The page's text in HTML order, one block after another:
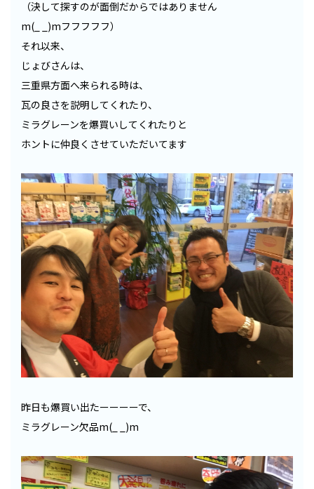
（決して探すのが面倒だからではありません
m(_ _)mフフフフフ）
それ以来、
じょびさんは、
三重県方面へ来られる時は、
瓦の良さを説明してくれたり、
ミラグレーンを爆買いしてくれたりと
ホントに仲良くさせていただいてます
昨日も爆買い出たーーーーで、
ミラグレーン欠品m(_ _)m